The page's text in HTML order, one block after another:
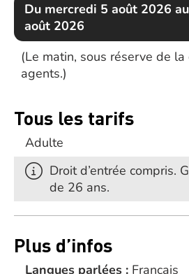
Du mercredi 5 août 2026
août 2026
(Le matin, sous réserve de
agents.)
Tous les tarifs
Adulte
Droit d’entrée compris.
de 26 ans.
Plus d’infos
Langues parlées : Français